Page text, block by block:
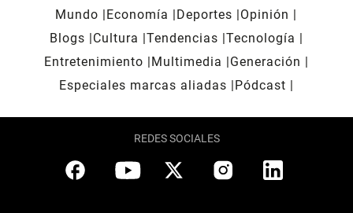
Mundo Economía Deportes
Opinión
Blogs
Cultura Tendencias Tecnología
Entretenimiento
Multimedia
Generación
Especiales marcas aliadas
Pódcast
REDES SOCIALES